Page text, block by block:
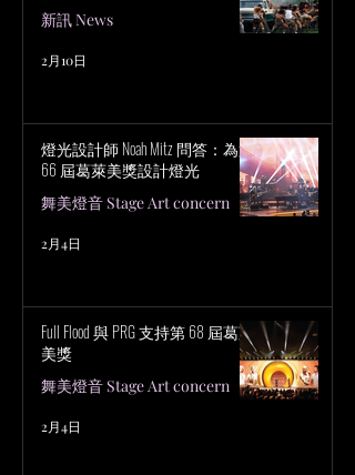
新訊 News
2月10日
燈光設計師 Noah Mitz 問答：為第
66 屆葛萊美獎設計燈光
舞美燈音 Stage Art concern
2月4日
Full Flood 與 PRG 支持第 68 屆葛萊
美獎
舞美燈音 Stage Art concern
2月4日